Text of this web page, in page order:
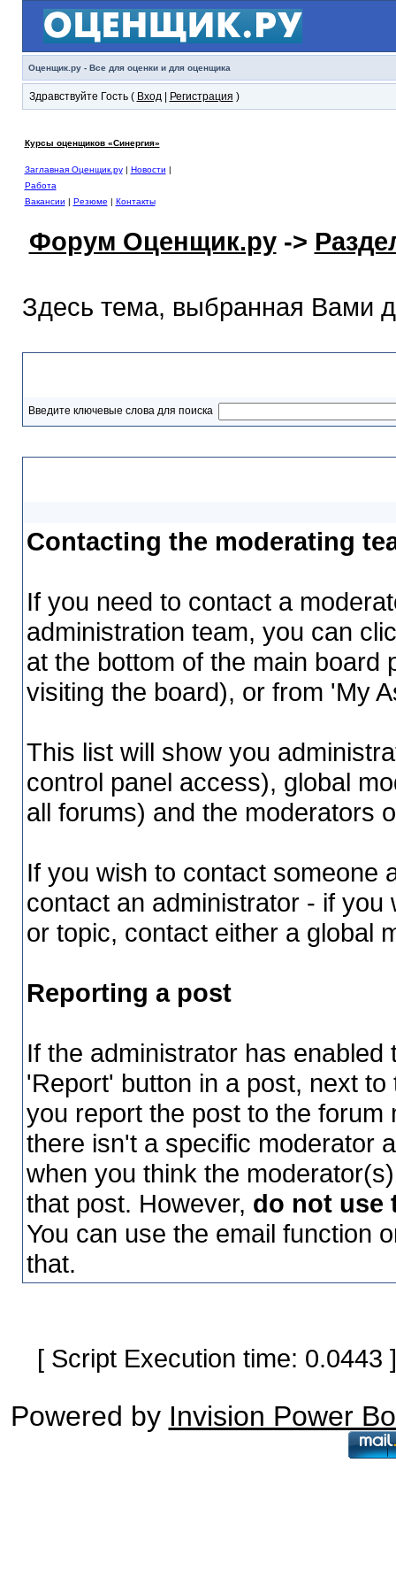
Оценщик.ру - Все для оценки и для оценщика
Здравствуйте Гость ( Вход| Регистрация )
Курсы оценщиков «Синергия»
Заглавная Оценщик.ру| Новости |
Работа
Вакансии | Резюме | Контакты
Форум Оценщик.ру->
Здесь тема, выбранная Вами
Введите ключевые слова для поиска
Contacting the moderating
If you need to contact a
administration team, you can
at the bottom of the main board
visiting the board), or from 'My
This list will show you
control panel access), global
all forums) and the moderators
If you wish to contact someone
contact an administrator - if
or topic, contact either a global
Reporting a post
If the administrator has
'Report' button in a post, next
you report the post to the
there isn't a specific moderator
when you think the
that post. However, do not use
You can use the email function
that.
[ Script Execution time:
Powered by Invision Power